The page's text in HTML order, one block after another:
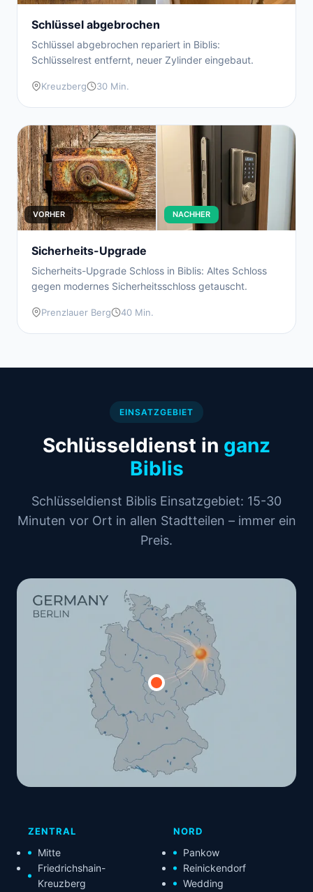
Schlüssel abgebrochen
Schlüssel abgebrochen repariert in Biblis:
Schlüsselrest entfernt, neuer Zylinder eingebaut.
Kreuzberg 30 Min.
VORHER NACHHER
Sicherheits-Upgrade
Sicherheits-Upgrade Schloss in Biblis: Altes Schloss
gegen modernes Sicherheitsschloss getauscht.
Prenzlauer Berg 40 Min.
EINSATZGEBIET
Schlüsseldienst in ganz
Biblis
Schlüsseldienst Biblis Einsatzgebiet: 15-30
Minuten vor Ort in allen Stadtteilen – immer ein
Preis.
ZENTRAL
Mitte
Friedrichshain-
Kreuzberg
NORD
Pankow
Reinickendorf
Wedding